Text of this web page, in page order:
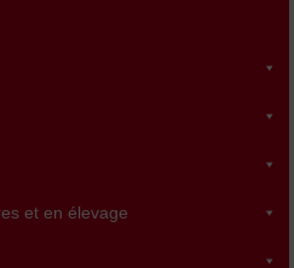
et en élevage